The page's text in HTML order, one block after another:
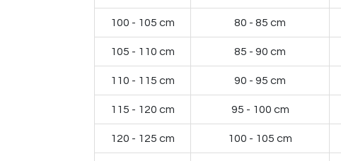
100 - 105 cm 80 - 85 cm
105 - 110 cm 85 - 90 cm
110 - 115 cm 90 - 95 cm
115 - 120 cm 95 - 100 cm
120 - 125 cm 100 - 105 cm